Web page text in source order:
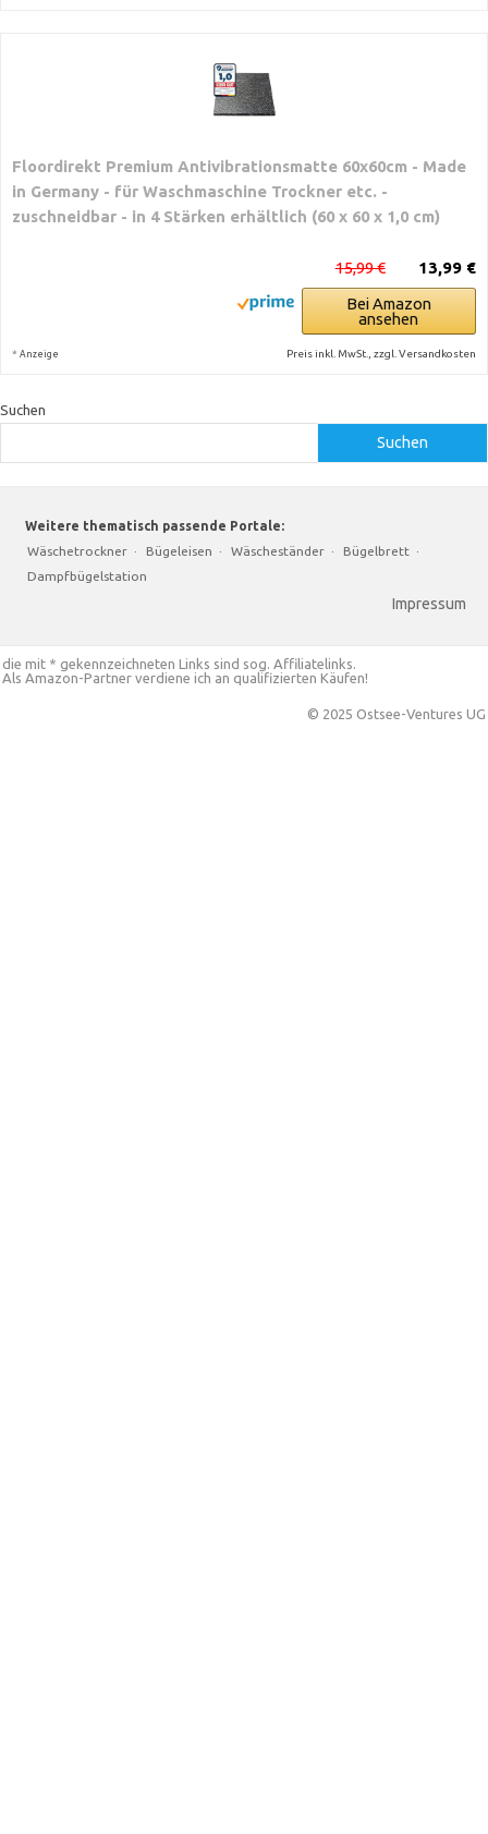
Floordirekt Premium Antivibrationsmatte 60x60cm - Made
in Germany - für Waschmaschine Trockner etc. -
zuschneidbar - in 4 Stärken erhältlich (60 x 60 x 1,0 cm)
13,99 €
15,99 €
Bei Amazon
ansehen
* Anzeige Preis inkl. MwSt., zzgl. Versandkosten
Suchen
Suchen
Weitere thematisch passende Portale:
Wäschetrockner · Bügeleisen · Wäscheständer · Bügelbrett ·
Dampfbügelstation
Impressum
die mit * gekennzeichneten Links sind sog. Affiliatelinks.
Als Amazon-Partner verdiene ich an qualifizierten Käufen!
© 2025 Ostsee-Ventures UG